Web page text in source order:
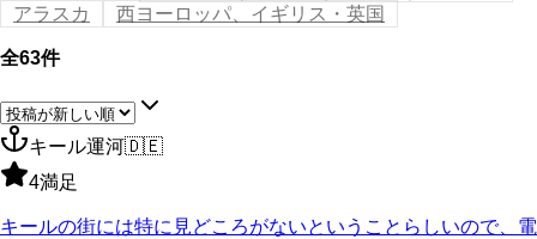
アラスカ
西ヨーロッパ、イギリス・英国
全63件
キール運河🇩🇪
4満足
キールの街には特に見どころがないということらしいので、電